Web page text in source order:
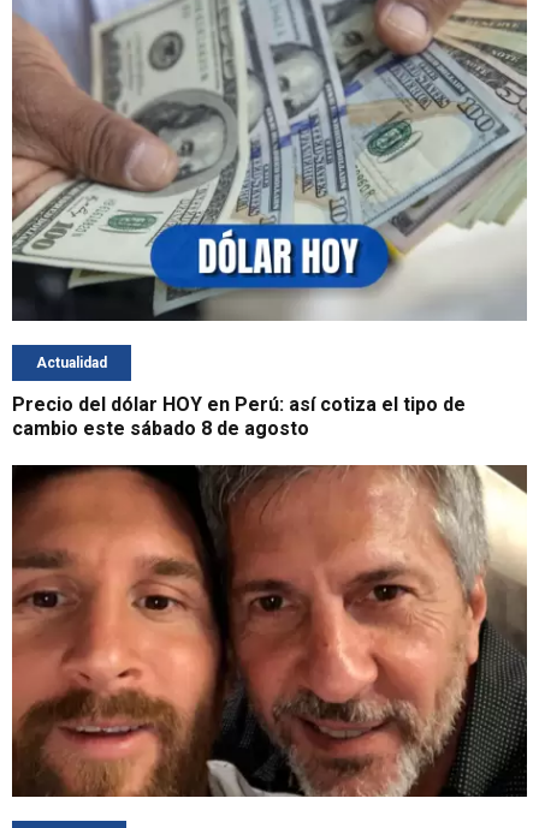
Actualidad
Precio del dólar HOY en Perú: así cotiza el tipo de
cambio este sábado 8 de agosto